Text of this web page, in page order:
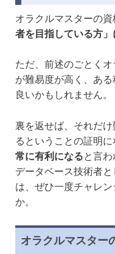
オラクルマスターの資
者を目指している方」
ただ、前述のごとく
が難易度が高く、あ
良いかもしれません。
裏を返せば、それだ
るということの証明に
常に有利になると言わ
データベース技術者
は、ぜひ一度チャレ
か。
オラクルマスター